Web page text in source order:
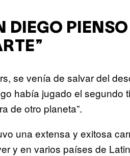
DIEGO PIENSO
se venía de salvar del
había jugado el segundo
de otro planeta”.
una extensa y exitosa
y en varios países de